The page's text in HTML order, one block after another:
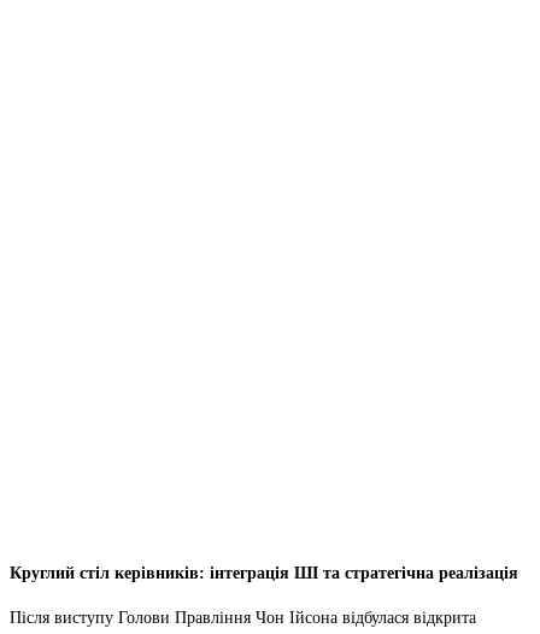
Круглий стіл керівників: інтеграція ШІ та стратегічна реалізація
Після виступу Голови Правління Чон Ійсона відбулася відкрита